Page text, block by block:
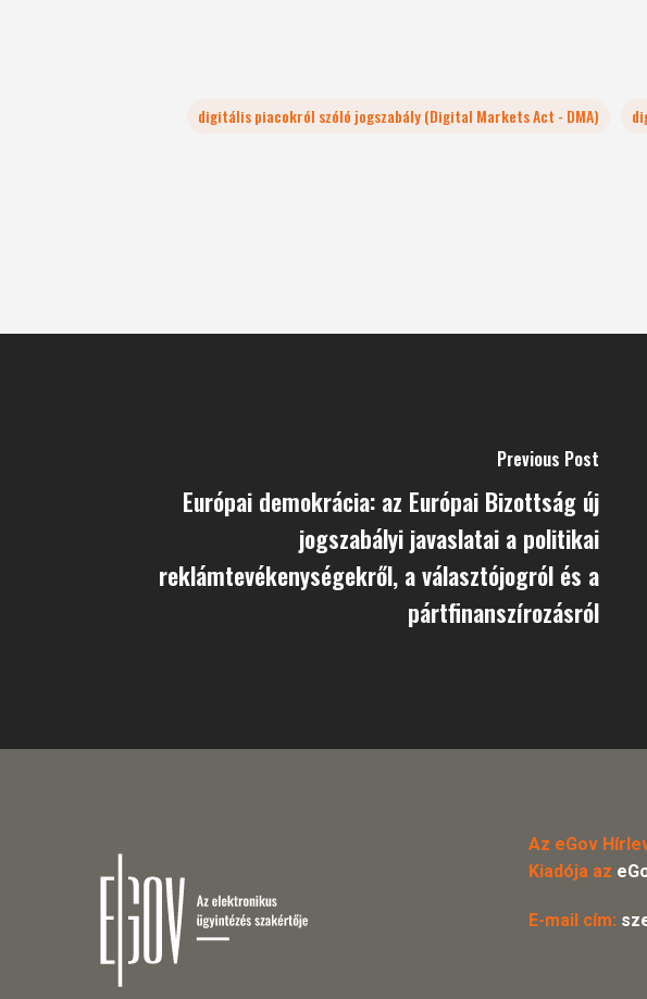
digitális piacokról szóló jogszabály (Digital Markets Act - DMA)
Previous Post
Európai demokrácia: az Európai Bizottság új
jogszabályi javaslatai a politikai
reklámtevékenységekről, a választójogról és a
pártfinanszírozásról
Az eGov
Kiadója az
E-mail cím: